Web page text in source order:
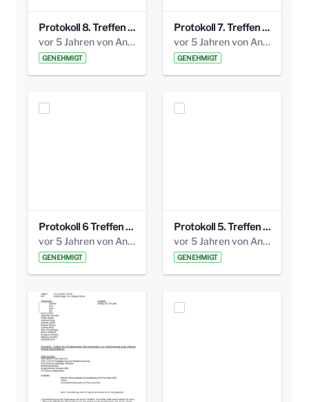
Protokoll 8. Treffen 20150330 AG Bismarckplatz.pdf
vor 5 Jahren von Anni Schlumberger
GENEHMIGT
Protokoll 7. Treffen 20150308 AG Bismarckplatz.pdf
vor 5 Jahren von Anni Schlumberger
GENEHMIGT
Protokoll 6 Treffen 20150205 AG Bismarckplatz.pdf
vor 5 Jahren von Anni Schlumberger
GENEHMIGT
Protokoll 5. Treffen 20141208 AG Bismarkplatz.pdf
vor 5 Jahren von Anni Schlumberger
GENEHMIGT